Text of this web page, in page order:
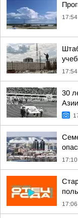
17:54
17:54
30
17:10
17:06